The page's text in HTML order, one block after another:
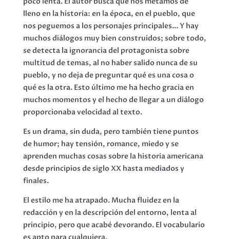
lleno en la historia: en la época, en el pueblo, que
nos peguemos a los personajes principales... Y hay
muchos diálogos muy bien construidos; sobre todo,
se detecta la ignorancia del protagonista sobre
multitud de temas, al no haber salido nunca de su
pueblo, y no deja de preguntar qué es una cosa o
qué es la otra. Esto último me ha hecho gracia en
muchos momentos y el hecho de llegar a un diálogo
proporcionaba velocidad al texto.
Es un drama, sin duda, pero también tiene puntos
de humor; hay tensión, romance, miedo y se
aprenden muchas cosas sobre la historia americana
desde principios de siglo XX hasta mediados y
finales.
El estilo me ha atrapado. Mucha fluidez en la
redacción y en la descripción del entorno, lenta al
principio, pero que acabé devorando. El vocabulario